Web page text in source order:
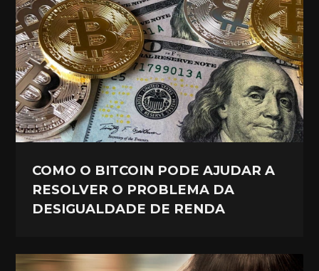
COMO O BITCOIN PODE AJUDAR A
RESOLVER O PROBLEMA DA
DESIGUALDADE DE RENDA